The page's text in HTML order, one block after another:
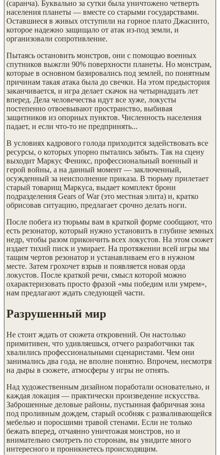
(саранча). Буквально за сутки была уничтожено четверть
населения планеты — вместе со старыми государствами.
Оставшиеся в живых отступили на горное плато Джасинто,
которое надежно защищало от атак из-под земли, и
организовали сопротивление.
Пытаясь остановить монстров, они с помощью военных
спутников выжгли 90% поверхности планеты. Но монстрам,
которые в основном базировались под землей, по понятным
причинам такая атака была до свечки. На этом предыстория
заканчивается, и игра делает скачок на четырнадцать лет
вперед. Дела человечества идут все хуже, локусты
постепенно отвоевывают пространство, выбивая
защитников из опорных пунктов. Численность населения
падает, и если что-то не предпринять...
В условиях кадрового голода приходится задействовать все
ресурсы, о которых упорно пытались забыть. Так на сцену
выходит Маркус Феникс, профессиональный военный и
герой войны, а на данный момент — заключенный,
осужденный за неисполнение приказа. В тюрьму прилетает
старый товарищ Маркуса, выдает комплект брони
подразделения Gears of War (это местная элита) и, кратко
обрисовав ситуацию, предлагает срочно делать ноги.
После побега из тюрьмы вам в краткой форме сообщают, что
есть резонатор, который нужно установить в глубине земных
недр, чтобы разом прикончить всех локустов. На этом сюжет
издает тихий писк и умирает. На протяжении всей игры мы
тащим чертов резонатор и устанавливаем его в нужном
месте. Затем грохочет взрыв и появляется новая орда
локустов. После краткой речи, смысл которой можно
охарактеризовать просто фразой «мы победим или умрем»,
нам предлагают ждать следующей части.
Разрушенный мир
Не стоит ждать от сюжета откровений. Он настолько
примитивен, что удивляешься, отчего разработчики так
хвалились профессиональными сценаристами. Чем они
занимались два года, не вполне понятно. Впрочем, несмотря
на дыры в сюжете, атмосферы у игры не отнять.
Над художественным дизайном поработали основательно, и
каждая локация — практически произведение искусства.
Заброшенные деловые районы, пустынная фабричная зона
под проливным дождем, старый особняк с разваливающейся
мебелью и поросшими травой стенами. Если не только
бежать вперед, отчаянно уничтожая монстров, но и
внимательно смотреть по сторонам, вы увидите много
интересного и проникнетесь происходящим.